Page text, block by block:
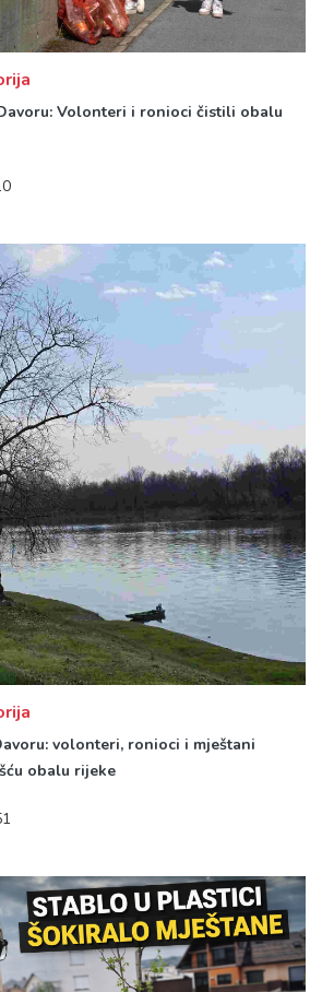
Volonteri i ronioci čistili obalu
volonteri, ronioci i mještani
obalu rijeke